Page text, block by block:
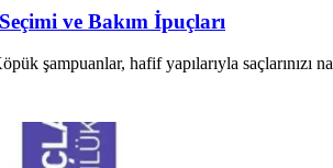
ve Bakım İpuçları
şampuanlar, hafif yapılarıyla saçlarınızı